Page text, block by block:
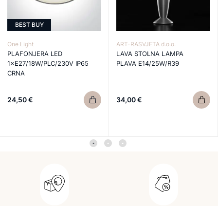
BEST BUY
One Light
PLAFONJERA LED
1×E27/18W/PLC/230V IP65
CRNA
24,50 €
ART-RASVJETA d.o.o.
LAVA STOLNA LAMPA
PLAVA E14/25W/R39
34,00 €